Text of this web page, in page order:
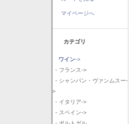
マイページへ
カテゴリ
ワイン->
- フランス->
- シャンパン・ヴァンムスー-
>
- イタリア->
- スペイン->